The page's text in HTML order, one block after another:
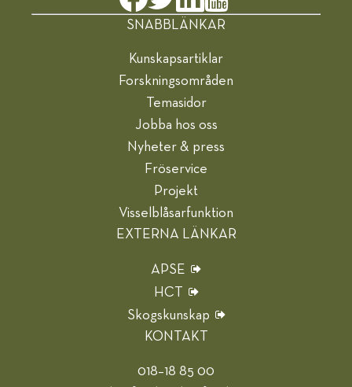
SNABBLÄNKAR
Kunskapsartiklar
Forskningsområden
Temasidor
Jobba hos oss
Nyheter & press
Fröservice
Projekt
Visselblåsarfunktion
EXTERNA LÄNKAR
APSE
HCT
Skogskunskap
KONTAKT
018–18 85 00